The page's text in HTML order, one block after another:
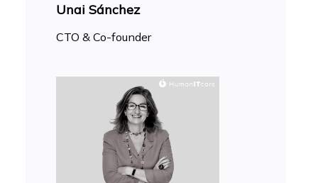
Unai Sánchez
CTO & Co-founder